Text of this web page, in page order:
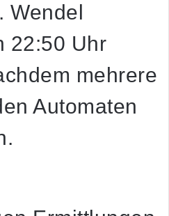
Wendel
22:50 Uhr
mehrere
Automaten